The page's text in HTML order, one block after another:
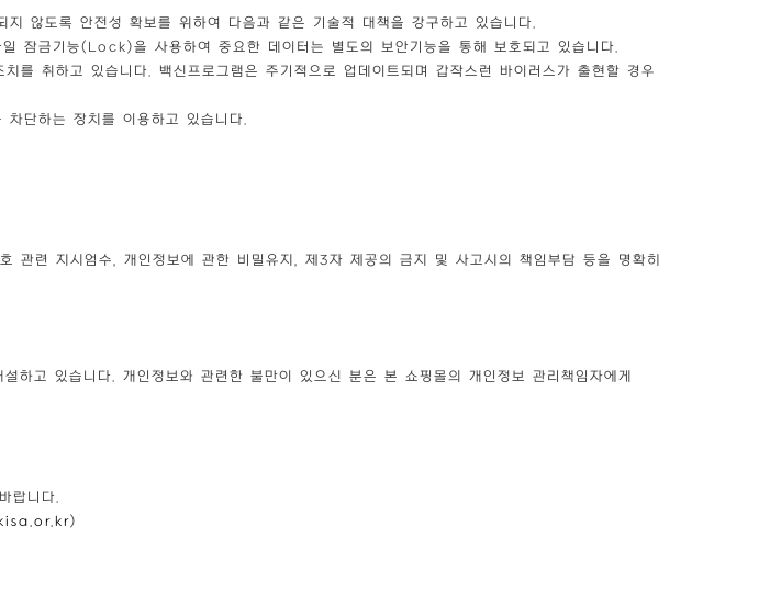
않도록 안전성 확보를 위하여 다음과 같은 기술적 대책을 강구하고 있습니다.
잠금기능(Lock)을 사용하여 중요한 데이터는 별도의 보안기능을 통해 보호되고 있습니다.
를 취하고 있습니다. 백신프로그램은 주기적으로 업데이트되며 갑작스런 바이러스가 출현할 경우
단하는 장치를 이용하고 있습니다.
관련 지시엄수, 개인정보에 관한 비밀유지, 제3자 제공의 금지 및 사고시의 책임부담 등을 명확히
고 있습니다. 개인정보와 관련한 불만이 있으신 분은 본 쇼핑몰의 개인정보 관리책임자에게
랍니다.
)